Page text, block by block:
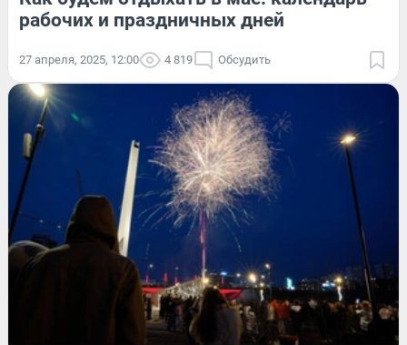
рабочих и праздничных дней
27 апреля, 2025, 12:00 4 819 Обсудить